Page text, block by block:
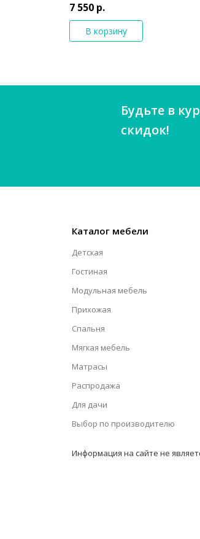
7 550 р.
В корзину
Будьте в
скидок!
Каталог мебели
Детская
Гостиная
Модульная мебель
Прихожая
Спальня
Мягкая мебель
Матрасы
Распродажа
Для дачи
Выбор по производителю
Информация на сайте не